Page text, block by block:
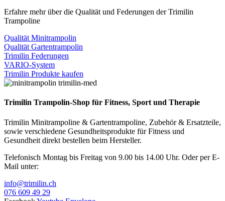
Erfahre mehr über die Qualität und Federungen der Trimilin
Trampoline
Qualität Minitrampolin
Qualität Gartentrampolin
Trimilin Federungen
VARIO-System
Trimilin Produkte kaufen
Trimilin Trampolin-Shop für Fitness, Sport und Therapie
Trimilin Minitrampoline & Gartentrampoline, Zubehör & Ersatzteile,
sowie verschiedene Gesundheitsprodukte für Fitness und
Gesundheit direkt bestellen beim Hersteller.
Telefonisch Montag bis Freitag von 9.00 bis 14.00 Uhr. Oder per E-
Mail unter:
info@trimilin.ch
076 609 49 29